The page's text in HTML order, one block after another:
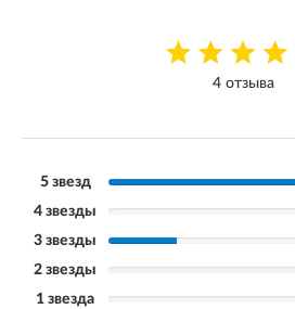
4 отзыва
5 звезд
4 звезды
3 звезды
2 звезды
1 звезда